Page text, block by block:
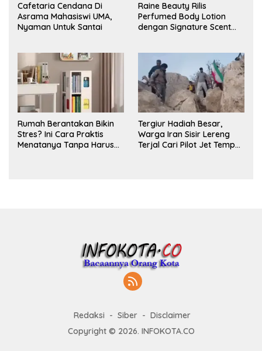
Cafetaria Cendana Di
Asrama Mahasiswi UMA,
Nyaman Untuk Santai
Raine Beauty Rilis
Perfumed Body Lotion
dengan Signature Scent
Rumah Berantakan Bikin
Stres? Ini Cara Praktis
Menatanya Tanpa Harus
Tergiur Hadiah Besar,
Warga Iran Sisir Lereng
Terjal Cari Pilot Jet Tempur
Redaksi Siber
Disclaimer
Copyright © 2026. INFOKOTA.CO